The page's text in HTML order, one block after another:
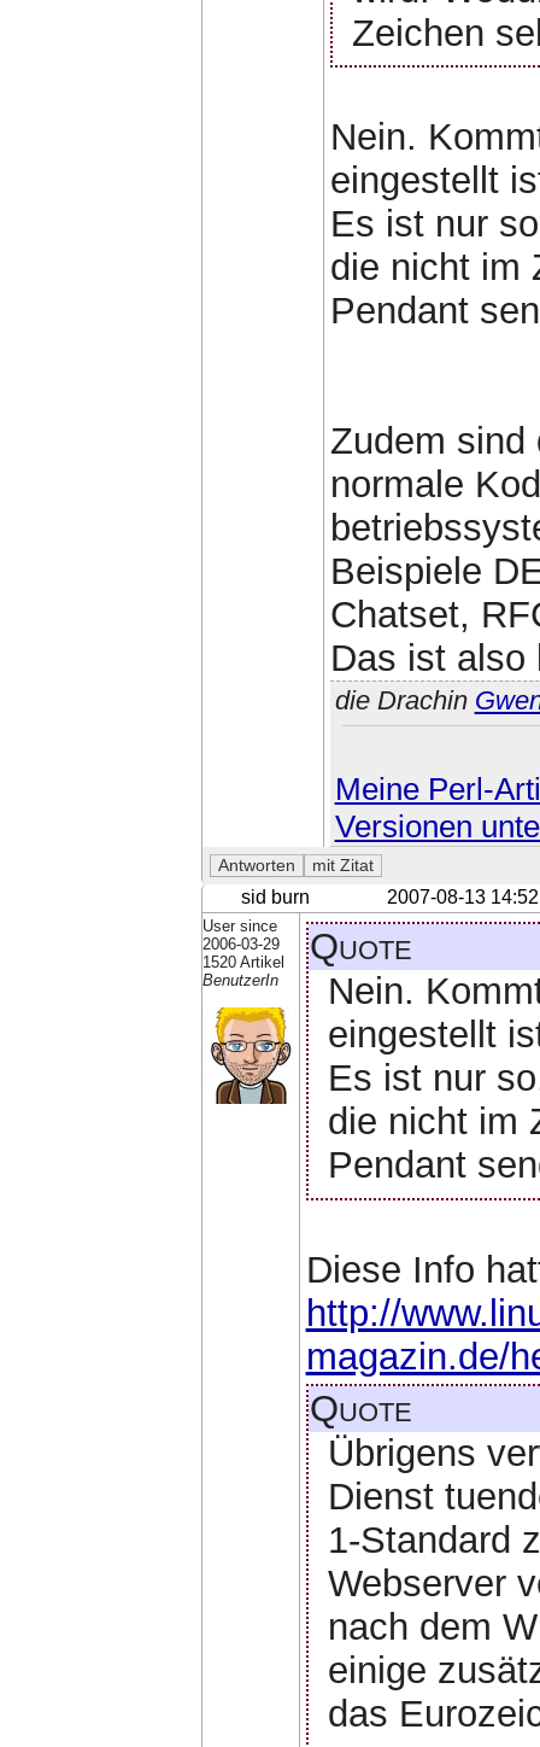
Zeichen
Nein.
eingestellt
Es ist nur
die nicht im
Pendant
Zudem sind
normale
Beispiele
Chatset,
Das ist also
die Drachin
Meine Perl-
Versionen
sid burn 2007-08-13 14:52
User since
2006-03-29
1520 Artikel
BenutzerIn
Quote
Nein.
eingestellt
Es ist nur
die nicht im
Pendant
Diese Info
http://
magazin.de/
Quote
Übrigens
Dienst
1-Standard
Webserver
nach dem
einige
das